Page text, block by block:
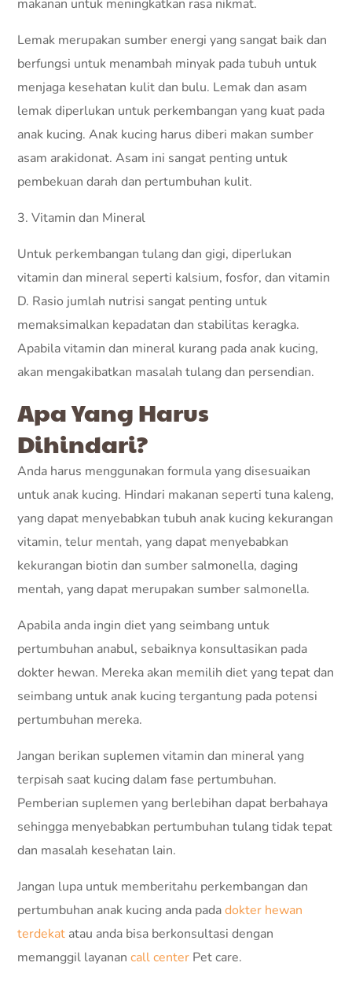
makanan untuk meningkatkan rasa nikmat.
Lemak merupakan sumber energi yang sangat baik dan
berfungsi untuk menambah minyak pada tubuh untuk
menjaga kesehatan kulit dan bulu. Lemak dan asam
lemak diperlukan untuk perkembangan yang kuat pada
anak kucing. Anak kucing harus diberi makan sumber
asam arakidonat. Asam ini sangat penting untuk
pembekuan darah dan pertumbuhan kulit.
3. Vitamin dan Mineral
Untuk perkembangan tulang dan gigi, diperlukan
vitamin dan mineral seperti kalsium, fosfor, dan vitamin
D. Rasio jumlah nutrisi sangat penting untuk
memaksimalkan kepadatan dan stabilitas keragka.
Apabila vitamin dan mineral kurang pada anak kucing,
akan mengakibatkan masalah tulang dan persendian.
Apa Yang Harus
Dihindari?
Anda harus menggunakan formula yang disesuaikan
untuk anak kucing. Hindari makanan seperti tuna kaleng,
yang dapat menyebabkan tubuh anak kucing kekurangan
vitamin, telur mentah, yang dapat menyebabkan
kekurangan biotin dan sumber salmonella, daging
mentah, yang dapat merupakan sumber salmonella.
Apabila anda ingin diet yang seimbang untuk
pertumbuhan anabul, sebaiknya konsultasikan pada
dokter hewan. Mereka akan memilih diet yang tepat dan
seimbang untuk anak kucing tergantung pada potensi
pertumbuhan mereka.
Jangan berikan suplemen vitamin dan mineral yang
terpisah saat kucing dalam fase pertumbuhan.
Pemberian suplemen yang berlebihan dapat berbahaya
sehingga menyebabkan pertumbuhan tulang tidak tepat
dan masalah kesehatan lain.
Jangan lupa untuk memberitahu perkembangan dan
pertumbuhan anak kucing anda padadokter hewan
terdekat atau anda bisa berkonsultasi dengan
memanggil layanancall center Pet care.